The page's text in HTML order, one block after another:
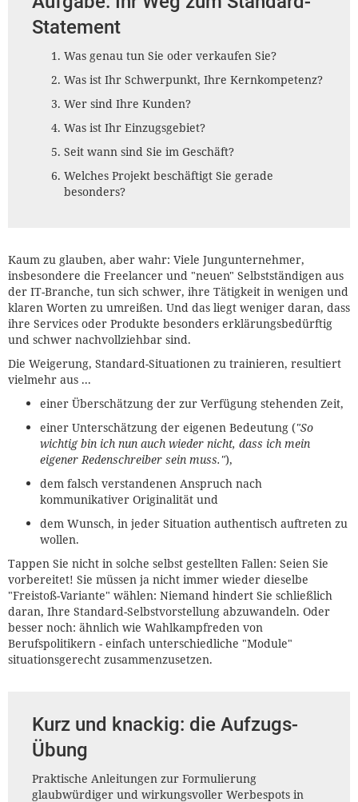
Statement
Was genau tun Sie oder verkaufen Sie?
Was ist Ihr Schwerpunkt, Ihre Kernkompetenz?
Wer sind Ihre Kunden?
Was ist Ihr Einzugsgebiet?
Seit wann sind Sie im Geschäft?
Welches Projekt beschäftigt Sie gerade
besonders?
Kaum zu glauben, aber wahr: Viele Jungunternehmer,
insbesondere die Freelancer und "neuen" Selbstständigen aus
der IT-Branche, tun sich schwer, ihre Tätigkeit in wenigen und
klaren Worten zu umreißen. Und das liegt weniger daran, dass
ihre Services oder Produkte besonders erklärungsbedürftig
und schwer nachvollziehbar sind.
Die Weigerung, Standard-Situationen zu trainieren, resultiert
vielmehr aus ...
einer Überschätzung der zur Verfügung stehenden Zeit,
einer Unterschätzung der eigenen Bedeutung ("So
wichtig bin ich nun auch wieder nicht, dass ich mein
eigener Redenschreiber sein muss."),
dem falsch verstandenen Anspruch nach
kommunikativer Originalität und
dem Wunsch, in jeder Situation authentisch auftreten zu
wollen.
Tappen Sie nicht in solche selbst gestellten Fallen: Seien Sie
vorbereitet! Sie müssen ja nicht immer wieder dieselbe
"Freistoß-Variante" wählen: Niemand hindert Sie schließlich
daran, Ihre Standard-Selbstvorstellung abzuwandeln. Oder
besser noch: ähnlich wie Wahlkampfreden von
Berufspolitikern - einfach unterschiedliche "Module"
situationsgerecht zusammenzusetzen.
Kurz und knackig: die Aufzugs-
Übung
Praktische Anleitungen zur Formulierung
glaubwürdiger und wirkungsvoller Werbespots in